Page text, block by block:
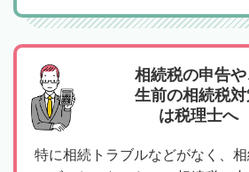
相続税の申告や
生前の相続税
は税理士へ
特に相続トラブルなどがなく、